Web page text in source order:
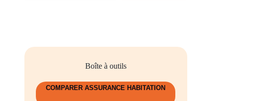
Boîte à outils
COMPARER ASSURANCE HABITATION